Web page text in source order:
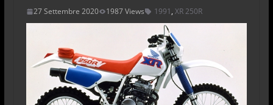
27 Settembre 2020 1987 Views 1991, XR 250R